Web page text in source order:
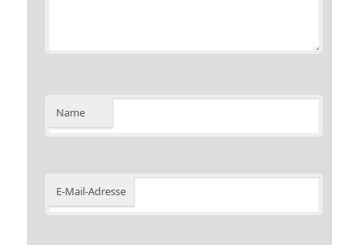
Name
E-Mail-Adresse